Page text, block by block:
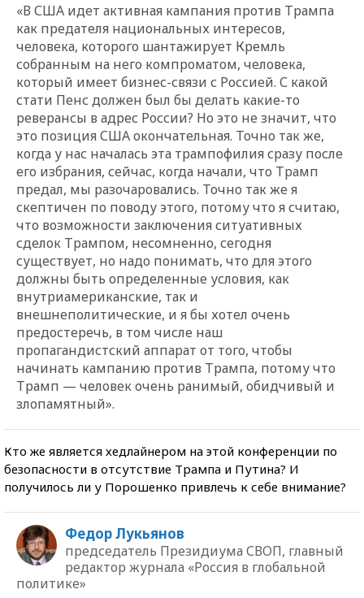
«В США идет активная кампания против Трампа
как предателя национальных интересов,
человека, которого шантажирует Кремль
собранным на него компроматом, человека,
который имеет бизнес-связи с Россией. С какой
стати Пенс должен был бы делать какие-то
реверансы в адрес России? Но это не значит, что
это позиция США окончательная. Точно так же,
когда у нас началась эта трампофилия сразу после
его избрания, сейчас, когда начали, что Трамп
предал, мы разочаровались. Точно так же я
скептичен по поводу этого, потому что я считаю,
что возможности заключения ситуативных
сделок Трампом, несомненно, сегодня
существует, но надо понимать, что для этого
должны быть определенные условия, как
внутриамериканские, так и
внешнеполитические, и я бы хотел очень
предостеречь, в том числе наш
пропагандистский аппарат от того, чтобы
начинать кампанию против Трампа, потому что
Трамп — человек очень ранимый, обидчивый и
злопамятный».
Кто же является хедлайнером на этой конференции по
безопасности в отсутствие Трампа и Путина? И
получилось ли у Порошенко привлечь к себе внимание?
Федор Лукьянов
председатель Президиума СВОП, главный
редактор журнала «Россия в глобальной
политике»